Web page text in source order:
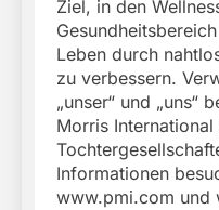
Ziel, in den
Leben durch
zu verbessern.
„unser“ und „uns“
Morris
Informationen
www.pmi.com und